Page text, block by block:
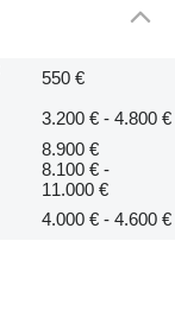
550 €
3.200 € - 4.800 €
8.900 €
8.100 € -
11.000 €
4.000 € - 4.600 €